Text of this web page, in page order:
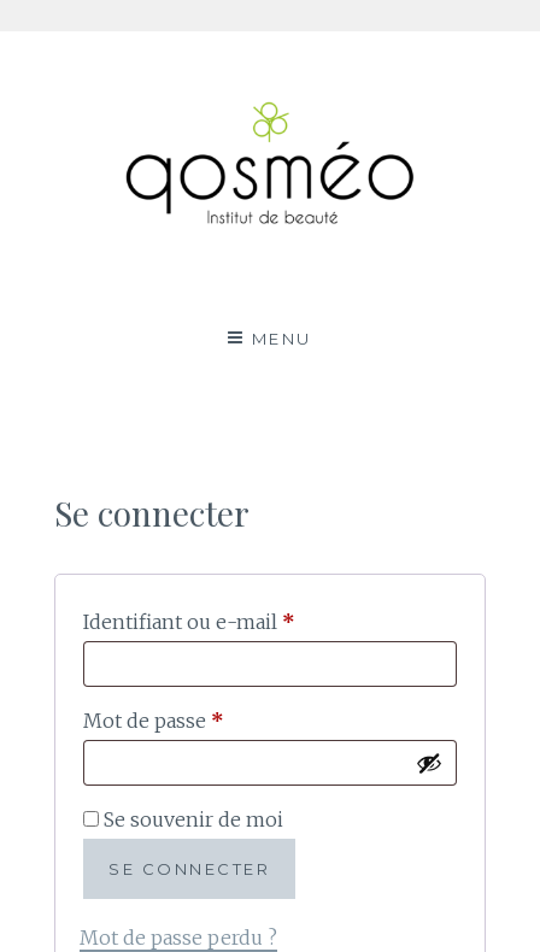
MENU
Se connecter
Identifiant ou e-mail *
Mot de passe *
Se souvenir de moi
SE CONNECTER
Mot de passe perdu ?